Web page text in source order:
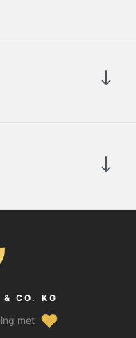
& CO. KG
met